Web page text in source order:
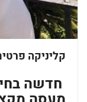
קליניקה
חדשה